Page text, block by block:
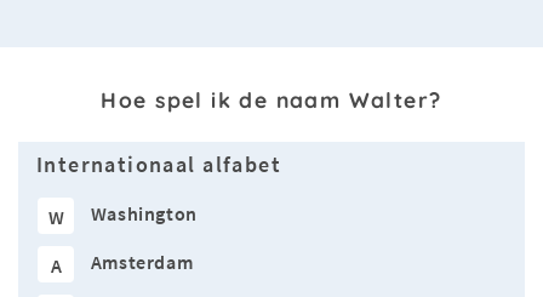
Hoe spel ik de naam Walter?
Internationaal alfabet
W Washington
A Amsterdam